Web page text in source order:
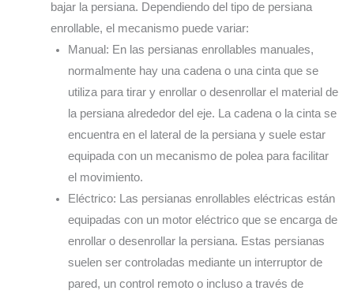
bajar la persiana. Dependiendo del tipo de persiana
enrollable, el mecanismo puede variar:
Manual: En las persianas enrollables manuales,
normalmente hay una cadena o una cinta que se
utiliza para tirar y enrollar o desenrollar el material de
la persiana alrededor del eje. La cadena o la cinta se
encuentra en el lateral de la persiana y suele estar
equipada con un mecanismo de polea para facilitar
el movimiento.
Eléctrico: Las persianas enrollables eléctricas están
equipadas con un motor eléctrico que se encarga de
enrollar o desenrollar la persiana. Estas persianas
suelen ser controladas mediante un interruptor de
pared, un control remoto o incluso a través de